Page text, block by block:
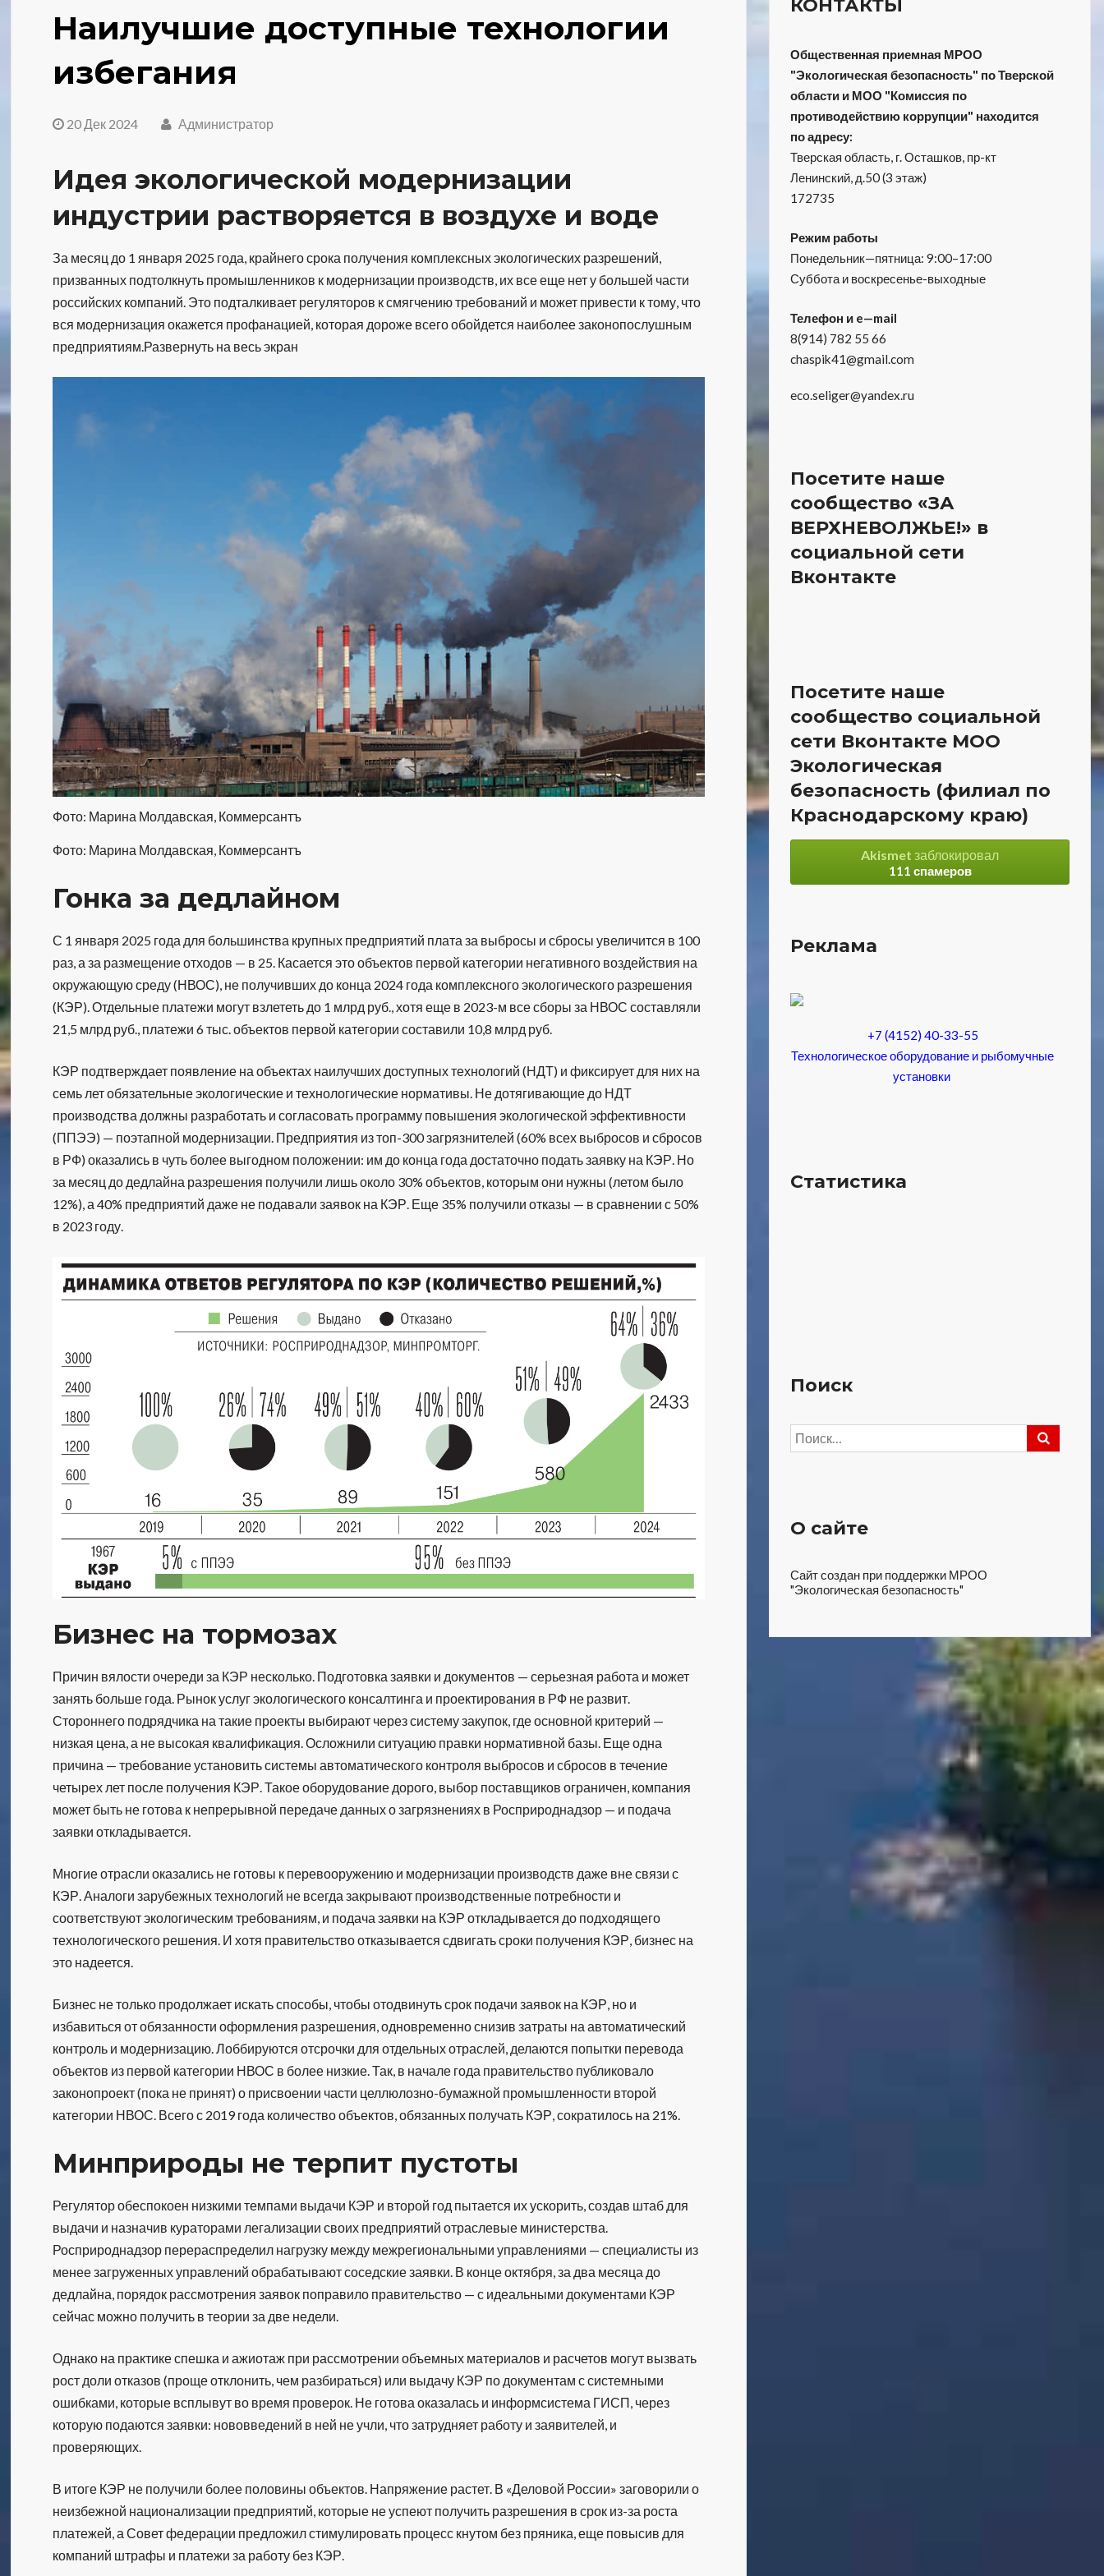
Наилучшие доступные технологии
избегания
20 Дек 2024 Администратор
Идея экологической модернизации
индустрии растворяется в воздухе и воде
За месяц до 1 января 2025 года, крайнего срока получения комплексных экологических разрешений,
призванных подтолкнуть промышленников к модернизации производств, их все еще нет у большей части
российских компаний. Это подталкивает регуляторов к смягчению требований и может привести к тому, что
вся модернизация окажется профанацией, которая дороже всего обойдется наиболее законопослушным
предприятиям.Развернуть на весь экран
Фото: Марина Молдавская, Коммерсантъ
Фото: Марина Молдавская, Коммерсантъ
Гонка за дедлайном
С 1 января 2025 года для большинства крупных предприятий плата за выбросы и сбросы увеличится в 100
раз, а за размещение отходов — в 25. Касается это объектов первой категории негативного воздействия на
окружающую среду (НВОС), не получивших до конца 2024 года комплексного экологического разрешения
(КЭР). Отдельные платежи могут взлететь до 1 млрд руб., хотя еще в 2023-м все сборы за НВОС составляли
21,5 млрд руб., платежи 6 тыс. объектов первой категории составили 10,8 млрд руб.
КЭР подтверждает появление на объектах наилучших доступных технологий (НДТ) и фиксирует для них на
семь лет обязательные экологические и технологические нормативы. Не дотягивающие до НДТ
производства должны разработать и согласовать программу повышения экологической эффективности
(ППЭЭ) — поэтапной модернизации. Предприятия из топ-300 загрязнителей (60% всех выбросов и сбросов
в РФ) оказались в чуть более выгодном положении: им до конца года достаточно подать заявку на КЭР. Но
за месяц до дедлайна разрешения получили лишь около 30% объектов, которым они нужны (летом было
12%), а 40% предприятий даже не подавали заявок на КЭР. Еще 35% получили отказы — в сравнении с 50%
в 2023 году.
Бизнес на тормозах
Причин вялости очереди за КЭР несколько. Подготовка заявки и документов — серьезная работа и может
занять больше года. Рынок услуг экологического консалтинга и проектирования в РФ не развит.
Стороннего подрядчика на такие проекты выбирают через систему закупок, где основной критерий —
низкая цена, а не высокая квалификация. Осложнили ситуацию правки нормативной базы. Еще одна
причина — требование установить системы автоматического контроля выбросов и сбросов в течение
четырех лет после получения КЭР. Такое оборудование дорого, выбор поставщиков ограничен, компания
может быть не готова к непрерывной передаче данных о загрязнениях в Росприроднадзор — и подача
заявки откладывается.
Многие отрасли оказались не готовы к перевооружению и модернизации производств даже вне связи с
КЭР. Аналоги зарубежных технологий не всегда закрывают производственные потребности и
соответствуют экологическим требованиям, и подача заявки на КЭР откладывается до подходящего
технологического решения. И хотя правительство отказывается сдвигать сроки получения КЭР, бизнес на
это надеется.
Бизнес не только продолжает искать способы, чтобы отодвинуть срок подачи заявок на КЭР, но и
избавиться от обязанности оформления разрешения, одновременно снизив затраты на автоматический
контроль и модернизацию. Лоббируются отсрочки для отдельных отраслей, делаются попытки перевода
объектов из первой категории НВОС в более низкие. Так, в начале года правительство публиковало
законопроект (пока не принят) о присвоении части целлюлозно-бумажной промышленности второй
категории НВОС. Всего с 2019 года количество объектов, обязанных получать КЭР, сократилось на 21%.
Минприроды не терпит пустоты
Регулятор обеспокоен низкими темпами выдачи КЭР и второй год пытается их ускорить, создав штаб для
выдачи и назначив кураторами легализации своих предприятий отраслевые министерства.
Росприроднадзор перераспределил нагрузку между межрегиональными управлениями — специалисты из
менее загруженных управлений обрабатывают соседские заявки. В конце октября, за два месяца до
дедлайна, порядок рассмотрения заявок поправило правительство — с идеальными документами КЭР
сейчас можно получить в теории за две недели.
Однако на практике спешка и ажиотаж при рассмотрении объемных материалов и расчетов могут вызвать
рост доли отказов (проще отклонить, чем разбираться) или выдачу КЭР по документам с системными
ошибками, которые всплывут во время проверок. Не готова оказалась и информсистема ГИСП, через
которую подаются заявки: нововведений в ней не учли, что затрудняет работу и заявителей, и
проверяющих.
В итоге КЭР не получили более половины объектов. Напряжение растет. В «Деловой России» заговорили о
неизбежной национализации предприятий, которые не успеют получить разрешения в срок из-за роста
платежей, а Совет федерации предложил стимулировать процесс кнутом без пряника, еще повысив для
компаний штрафы и платежи за работу без КЭР.
КОНТАКТЫ
Общественная приемная МРОО
"Экологическая безопасность" по Тверской
области и МОО "Комиссия по
противодействию коррупции" находится
по адресу:
Тверская область, г. Осташков, пр-кт
Ленинский, д.50 (3 этаж)
172735
Режим работы
Понедельник—пятница: 9:00–17:00
Суббота и воскресенье-выходные
Телефон и e—mail
8(914) 782 55 66
chaspik41@gmail.com
eco.seliger@yandex.ru
Посетите наше
сообщество «ЗА
ВЕРХНЕВОЛЖЬЕ!» в
социальной сети
Вконтакте
Посетите наше
сообщество социальной
сети Вконтакте МОО
Экологическая
безопасность (филиал по
Краснодарскому краю)
Akismet заблокировал
111 спамеров
Реклама
+7 (4152) 40-33-55
Технологическое оборудование и рыбомучные
установки
Статистика
Поиск
Найти:
О сайте
Сайт создан при поддержки МРОО
"Экологическая безопасность"